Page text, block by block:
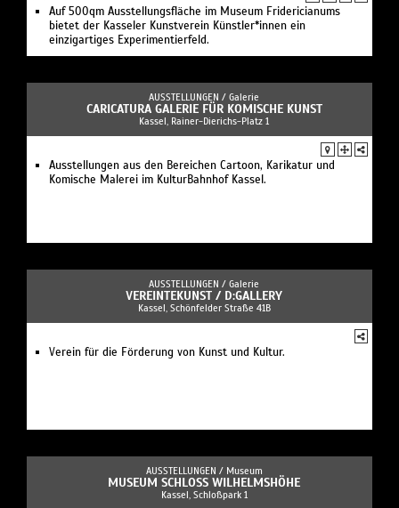
Auf 500qm Ausstellungsfläche im Museum Fridericianums
bietet der Kasseler Kunstverein Künstler*innen ein
einzigartiges Experimentierfeld.
AUSSTELLUNGEN / Galerie
CARICATURA GALERIE FÜR KOMISCHE KUNST
Kassel, Rainer-Dierichs-Platz 1
Ausstellungen aus den Bereichen Cartoon, Karikatur und
Komische Malerei im KulturBahnhof Kassel.
AUSSTELLUNGEN / Galerie
VEREINTEKUNST / D:GALLERY
Kassel, Schönfelder Straße 41B
Verein für die Förderung von Kunst und Kultur.
AUSSTELLUNGEN / Museum
MUSEUM SCHLOSS WILHELMSHÖHE
Kassel, Schloßpark 1